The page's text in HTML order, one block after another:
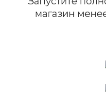
магазин